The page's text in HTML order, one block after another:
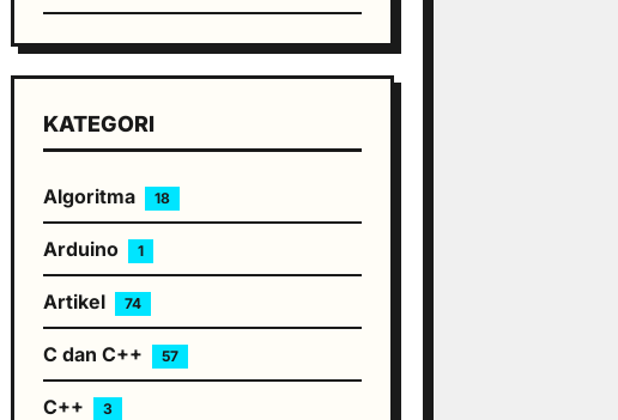
KATEGORI
Algoritma 18
Arduino 1
Artikel 74
C dan C++ 57
C++ 3